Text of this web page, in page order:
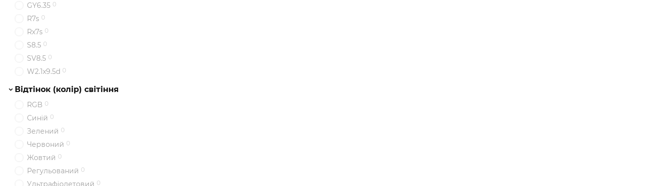
GY6.35 0
R7s 0
Rx7s 0
S8.5 0
SV8.5 0
W2.1x9.5d 0
Відтінок (колір) світіння
RGB 0
Синій 0
Зелений 0
Червоний 0
Жовтий 0
Регульований 0
Ультрафіолетовий 0